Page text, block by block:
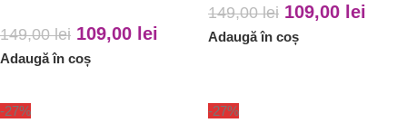
149,00lei 109,00 lei
Adaugă în coș
149,00lei 109,00 lei
Adaugă în coș
-27% -27%